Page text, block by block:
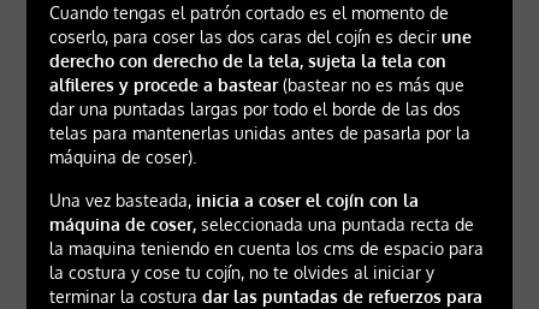
Cuando tengas el patrón cortado es el momento de
coserlo, para coser las dos caras del cojín es decir une
derecho con derecho de la tela, sujeta la tela con
alfileres y procede a bastear(bastear no es más que
dar una puntadas largas por todo el borde de las dos
telas para mantenerlas unidas antes de pasarla por la
máquina de coser).
Una vez basteada, inicia a coser el cojín con la
máquina de coser,seleccionada una puntada recta de
la maquina teniendo en cuenta los cms de espacio para
la costura y cose tu cojín, no te olvides al iniciar y
terminar la costura dar las puntadas de refuerzos para